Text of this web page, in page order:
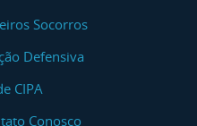
Socorros
Defensiva
CIPA
Conosco